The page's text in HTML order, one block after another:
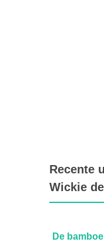
Recente
Wickie
De